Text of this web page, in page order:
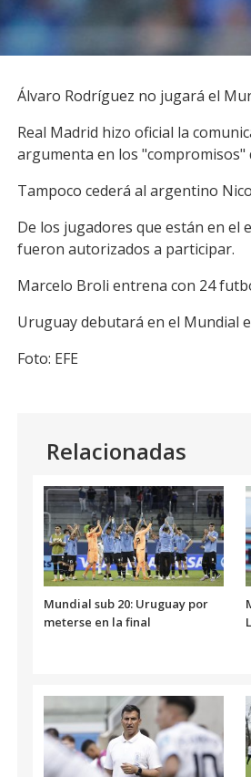
Facebook
Copy
Link
Álvaro Rodríguez no jugará el
Real Madrid hizo oficial la
argumenta en los "compromisos"
Tampoco cederá al argentino
De los jugadores que están en el
fueron autorizados a participar.
Marcelo Broli entrena con 24
Uruguay debutará en el Mundial
Foto: EFE
Relacionadas
Mundial sub 20: Uruguay por
meterse en la final